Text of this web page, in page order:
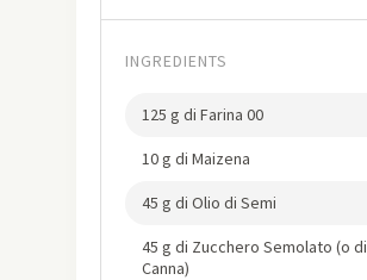
INGREDIENTS
125 g di Farina 00
10 g di Maizena
45 g di Olio di Semi
45 g di Zucchero Semolato (o di
Canna)